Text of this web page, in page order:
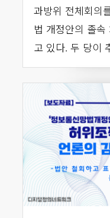
과방위 전체회의
법 개정안의 졸
고 있다. 두 당이